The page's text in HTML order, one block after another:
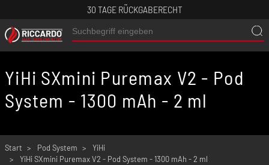
30 TAGE RÜCKGABERECHT
YiHi SXmini Puremax V2 - Pod
System - 1300 mAh - 2 ml
Start Pod System
YiHi
YiHi SXmini Puremax V2 - Pod System - 1300 mAh - 2 ml